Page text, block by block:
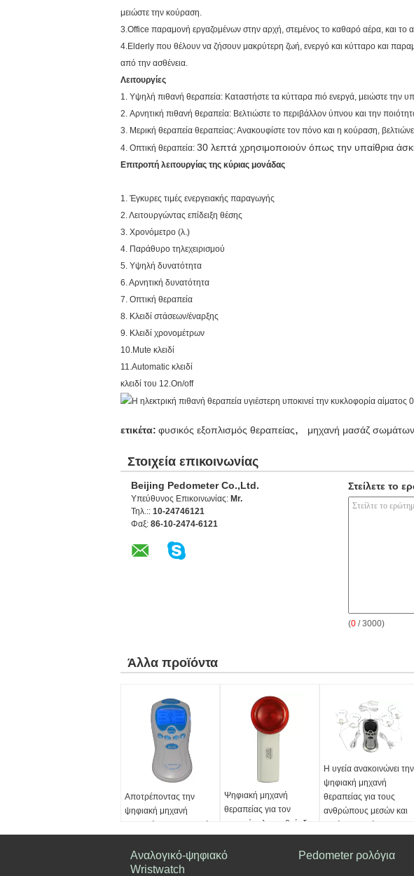
μειώστε την κούραση.
3.Office παραμονή εργαζομένων στην αρχή, στεμένος το καθαρό αέρα, και το
4.Elderly που θέλουν να ζήσουν μακρύτερη ζωή, ενεργό και κύτταρο και
από την ασθένεια.
Λειτουργίες
1. Υψηλή πιθανή θεραπεία: Καταστήστε τα κύτταρα πιό ενεργά, μειώστε την
2. Αρνητική πιθανή θεραπεία: Βελτιώστε το περιβάλλον ύπνου και την
3. Μερική θεραπεία θεραπείας: Ανακουφίστε τον πόνο και η κούραση,
4. Οπτική θεραπεία: 30 λεπτά χρησιμοποιούν όπως την υπαίθρια
Επιτροπή λειτουργίας της κύριας μονάδας
1. Έγκυρες τιμές ενεργειακής παραγωγής
2. Λειτουργώντας επίδειξη θέσης
3. Χρονόμετρο (λ.)
4. Παράθυρο τηλεχειρισμού
5. Υψηλή δυνατότητα
6. Αρνητική δυνατότητα
7. Οπτική θεραπεία
8. Κλειδί στάσεων/έναρξης
9. Κλειδί χρονομέτρων
10.Mute κλειδί
11.Automatic κλειδί
κλειδί του 12.On/off
ετικέτα: φυσικός εξοπλισμός θεραπείας, μηχανή μασάζ σωμάτων
Στοιχεία επικοινωνίας
Beijing Pedometer Co.,Ltd.
Υπεύθυνος Επικοινωνίας: Mr.
Τηλ.:: 10-24746121
Φαξ: 86-10-2474-6121
Στείλετε το
(0 / 3000)
Άλλα προϊόντα
Αποτρέποντας την
ψηφιακή μηχανή
θεραπείας εμβολισμού
αίματος
Ψηφιακή μηχανή
θεραπείας για τον
πονοκέφαλο, αρθρίτιδα,
μυϊκός πόνος
Η υγεία ανακοινώνει την
ψηφιακή μηχανή
θεραπείας για τους
ανθρώπους μεσών και
μεγάλης ηλικίας
Αναλογικό-ψηφιακό
Wristwatch
Pedometer ρολόγια